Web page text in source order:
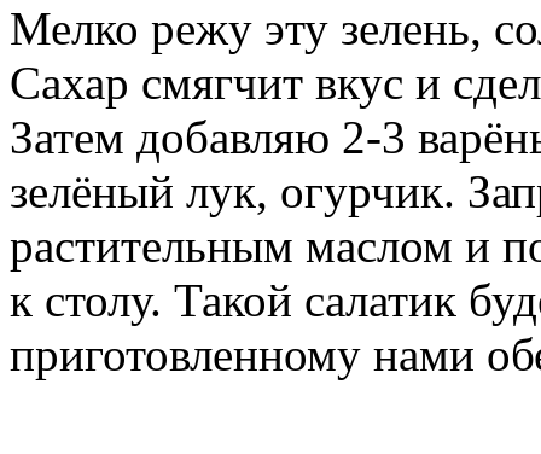
Мелко режу эту зелень,
Сахар смягчит вкус и
Затем добавляю 2-3
зелёный лук, огурчик.
растительным маслом и
к столу. Такой салатик
приготовленному нами